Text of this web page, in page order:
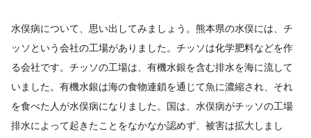
水俣病について、思い出してみましょう。熊本県の水俣には、チ
ッソという会社の工場がありました。チッソは化学肥料などを作
る会社です。チッソの工場は、有機水銀を含む排水を海に流して
いました。有機水銀は海の食物連鎖を通じて魚に濃縮され、それ
を食べた人が水俣病になりました。国は、水俣病がチッソの工場
排水によって起きたことをなかなか認めず、被害は拡大しまし